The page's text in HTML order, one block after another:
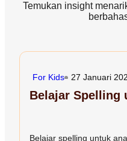
Temukan insight
For Kids 27 Januari
Belajar Spelling
Belajar spelling untuk